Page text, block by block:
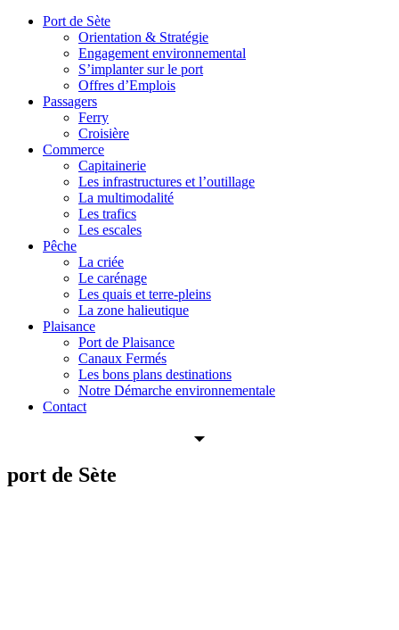
Port de Sète
Orientation & Stratégie
Engagement environnemental
S’implanter sur le port
Offres d’Emplois
Passagers
Ferry
Croisière
Commerce
Capitainerie
Les infrastructures et l’outillage
La multimodalité
Les trafics
Les escales
Pêche
La criée
Le carénage
Les quais et terre-pleins
La zone halieutique
Plaisance
Port de Plaisance
Canaux Fermés
Les bons plans destinations
Notre Démarche environnementale
Contact
port de Sète